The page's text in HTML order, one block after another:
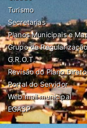
Turismo
Secretarias
Planos Municipais e
Grupo de
G.R.O.T.
Revisão do Plano
Portal do Servidor
Web mail municipal
EGASP